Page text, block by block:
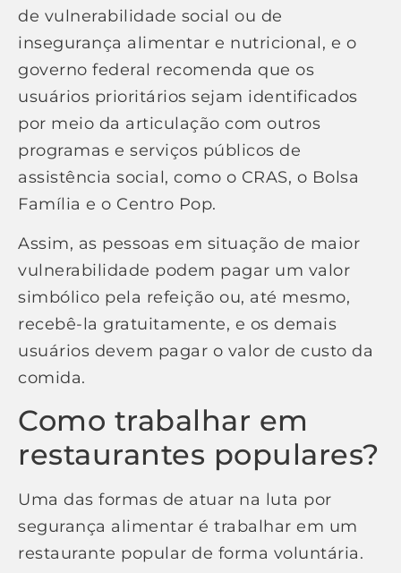
de vulnerabilidade social ou de
insegurança alimentar e nutricional, e o
governo federal recomenda que os
usuários prioritários sejam identificados
por meio da articulação com outros
programas e serviços públicos de
assistência social, como o CRAS, o Bolsa
Família e o Centro Pop.
Assim, as pessoas em situação de maior
vulnerabilidade podem pagar um valor
simbólico pela refeição ou, até mesmo,
recebê-la gratuitamente, e os demais
usuários devem pagar o valor de custo da
comida.
Como trabalhar em
restaurantes populares?
Uma das formas de atuar na luta por
segurança alimentar é trabalhar em um
restaurante popular de forma voluntária.